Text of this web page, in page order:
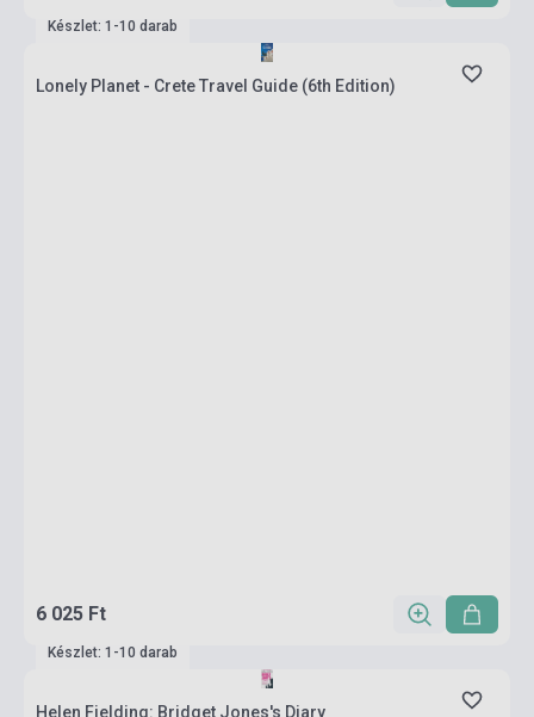
Készlet: 1-10 darab
Lonely Planet - Crete Travel Guide (6th Edition)
6 025 Ft
Készlet: 1-10 darab
Helen Fielding: Bridget Jones's Diary